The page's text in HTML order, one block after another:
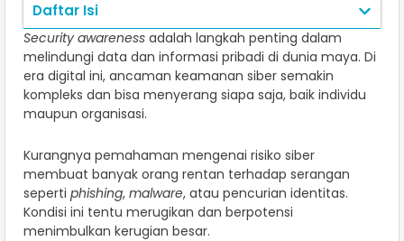
Daftar Isi
Security awareness adalah langkah penting dalam
melindungi data dan informasi pribadi di dunia maya. Di
era digital ini, ancaman keamanan siber semakin
kompleks dan bisa menyerang siapa saja, baik individu
maupun organisasi.
Kurangnya pemahaman mengenai risiko siber
membuat banyak orang rentan terhadap serangan
seperti phishing, malware, atau pencurian identitas.
Kondisi ini tentu merugikan dan berpotensi
menimbulkan kerugian besar.